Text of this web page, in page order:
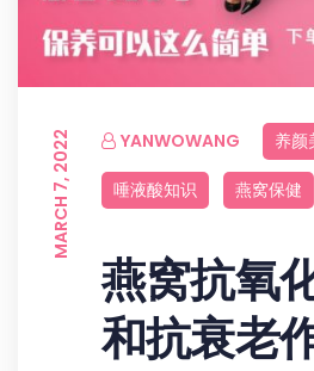
YANWOWANG
MARCH 7, 2022 养颜
唾液酸知识 燕窝保健
燕窝抗氧
和抗衰老